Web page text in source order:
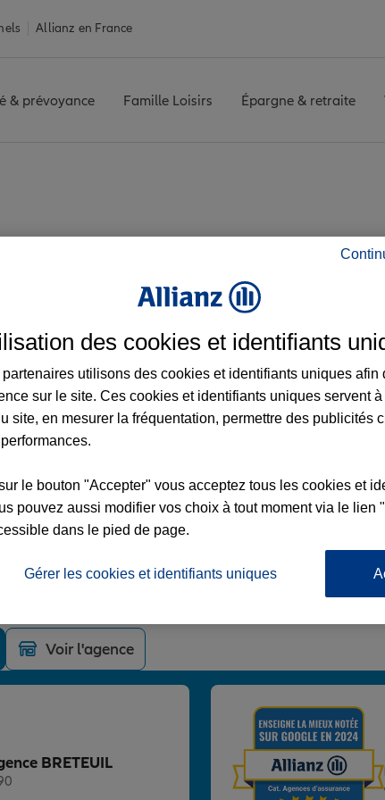
Allianz en France
& prévoyance Famille Loisirs Épargne & retraite
les avis de l'agence
Voir l'agence
BRETEUIL
des cookies et identifiants
partenaires utilisons des cookies et identifiants uniques afin
sur le site. Ces cookies et identifiants uniques servent
site, en mesurer la fréquentation, permettre des publicités
le bouton "Accepter" vous acceptez tous les cookies et
pouvez aussi modifier vos choix à tout moment via le lien
dans le pied de page.
Gérer les cookies et identifiants uniques